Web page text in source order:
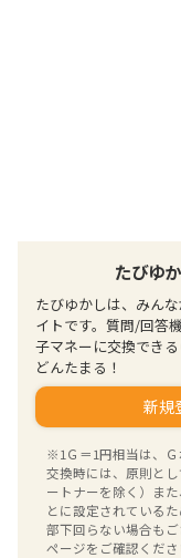
たびゆ
たびゆかしは、みん
イトです。質問/回答
子マネーに交換でき
どんたまる！
新規
※1Ｇ＝1円相当は、
交換時には、原則と
ートナーを除く）ま
とに設定されている
部下回らない場合も
ページをご確認くださ